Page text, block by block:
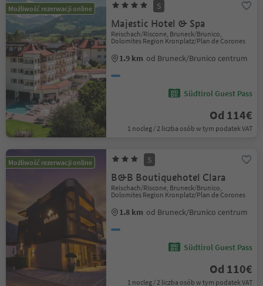
Możliwość rezerwacji online S
Majestic Hotel & Spa
Reischach/Riscone, Bruneck/Brunico,
Dolomites Region Kronplatz/Plan de Corones
1.9 km od Bruneck/Brunico centrum
Südtirol Guest Pass
Od 114€
1 nocleg / 2 liczba osób w tym podatek VAT
Możliwość rezerwacji online S
B&B Boutiquehotel Clara
Reischach/Riscone, Bruneck/Brunico,
Dolomites Region Kronplatz/Plan de Corones
1.8 km od Bruneck/Brunico centrum
Südtirol Guest Pass
Od 110€
1 nocleg / 2 liczba osób w tym podatek VAT